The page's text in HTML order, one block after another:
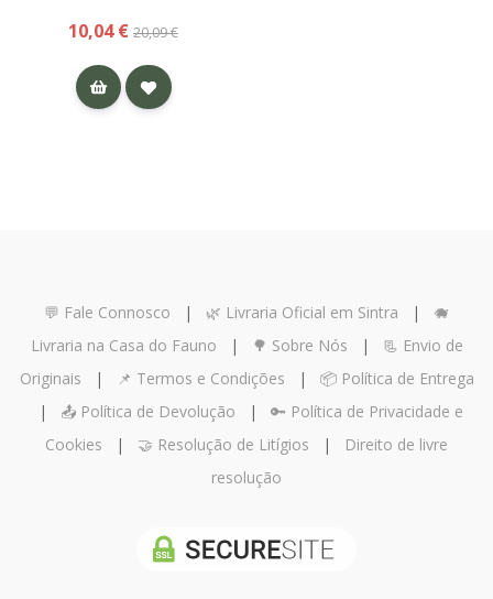
10,04 € 20,09 €
💬 Fale Connosco | 🌿 Livraria Oficial em Sintra | 🐗
Livraria na Casa do Fauno | 🌳 Sobre Nós | 📃 Envio de
Originais | 📌 Termos e Condições | 📦 Política de Entrega
| 📤 Política de Devolução | 🔑 Política de Privacidade e
Cookies | 🤝 Resolução de Litígios |
Direito de livre
resolução